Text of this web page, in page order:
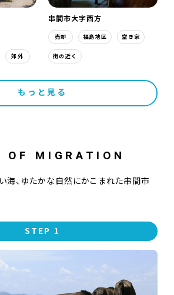
郊外
串間市大字西方
売却 福島地区 空き家
街の近く
もっと見る
OF MIGRATION
海、ゆたかな自然にかこまれた串間市
STEP 1